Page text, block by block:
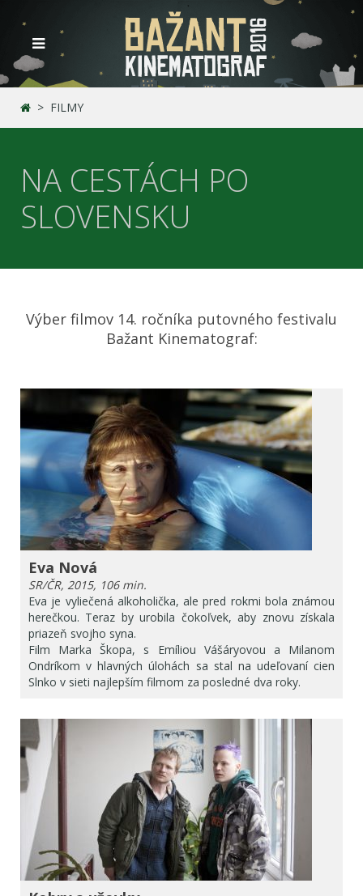
FILMY
NA CESTÁCH PO
SLOVENSKU
Výber filmov 14. ročníka putovného festivalu
Bažant Kinematograf:
Eva Nová
SR/ČR, 2015, 106 min.
Eva je vyliečená alkoholička, ale pred rokmi bola známou
herečkou. Teraz by urobila čokoľvek, aby znovu získala
priazeň svojho syna.
Film Marka Škopa, s Emíliou Vášáryovou a Milanom
Ondríkom v hlavných úlohách sa stal na udeľovaní cien
Slnko v sieti najlepším filmom za posledné dva roky.